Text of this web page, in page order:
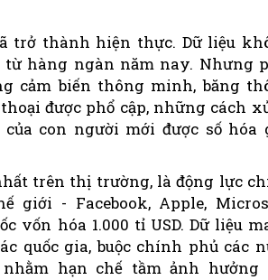
trở thành hiện thực. Dữ liệu
hàng ngàn năm nay. Nhưng
cảm biến thông minh, băng
được phổ cập, những cách
con người mới được số hóa
trên thị trường, là động lực
- Facebook, Apple,
vốn hóa 1.000 tỉ USD. Dữ liệu
quốc gia, buộc chính phủ các
hạn chế tầm ảnh hưởng